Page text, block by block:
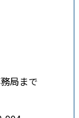
局まで